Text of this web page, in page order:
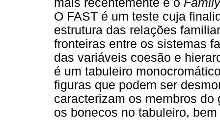
O FAST é um teste cuja
estrutura das relações
fronteiras entre os sistemas
das variáveis coesão e
é um tabuleiro
figuras que podem ser
caracterizam os membros
os bonecos no tabuleiro,